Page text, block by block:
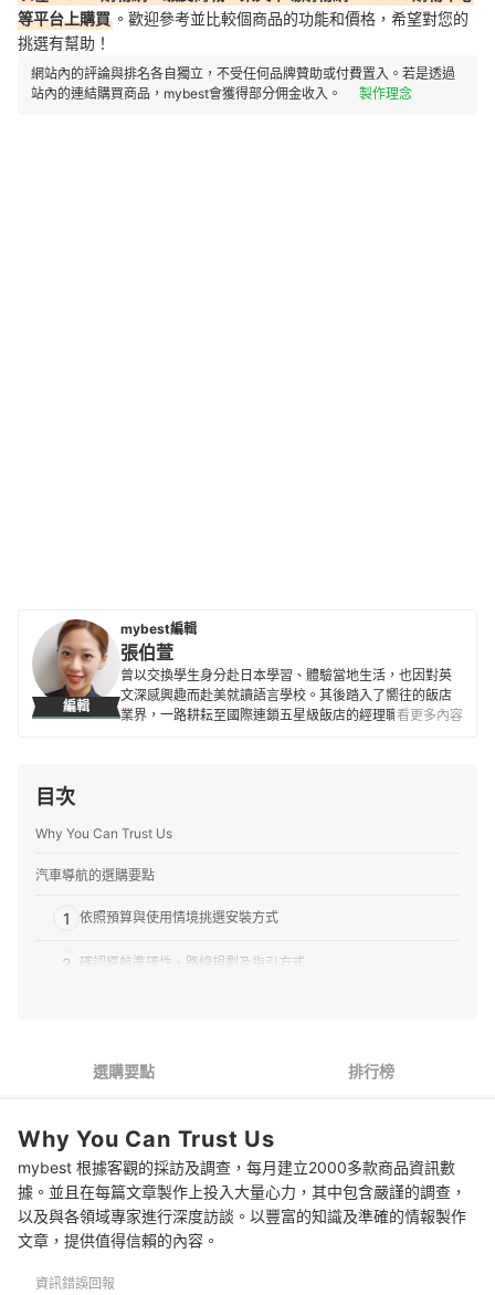
等平台上購買 。歡迎參考並比較個商品的功能和價格，希望對您的
挑選有幫助！
網站內的評論與排名各自獨立，不受任何品牌贊助或付費置入。若是透過
站內的連結購買商品，mybest會獲得部分佣金收入。
製作理念
編輯
mybest編輯
張伯萱
曾以交換學生身分赴日本學習、體驗當地生活，也因對英
文深感興趣而赴美就讀語言學校。其後踏入了嚮往的飯店
業界，一路耕耘至國際連鎖五星級飯店的經理職，因此對
看更多內容
目次
Why You Can Trust Us
汽車導航的選購要點
1 依照預算與使用情境挑選安裝方式
2 確認導航準確性、路線規劃及指引方式
5 優先選提供完善保固與售後服務的品牌
汽車導航 推薦排行榜
參考更多便利實用的車用設備
選購要點 排行榜
Why You Can Trust Us
mybest 根據客觀的採訪及調查，每月建立2000多款商品資訊數
據。並且在每篇文章製作上投入大量心力，其中包含嚴謹的調查，
以及與各領域專家進行深度訪談。以豐富的知識及準確的情報製作
文章，提供值得信賴的內容。
資訊錯誤回報